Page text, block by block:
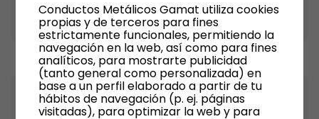
Recent Comments
Conductos Metálicos Gamat utiliza cookies
propias y de terceros para fines
estrictamente funcionales, permitiendo la
navegación en la web, así como para fines
analíticos, para mostrarte publicidad
(tanto general como personalizada) en
base a un perfil elaborado a partir de tu
hábitos de navegación (p. ej. páginas
visitadas), para optimizar la web y para